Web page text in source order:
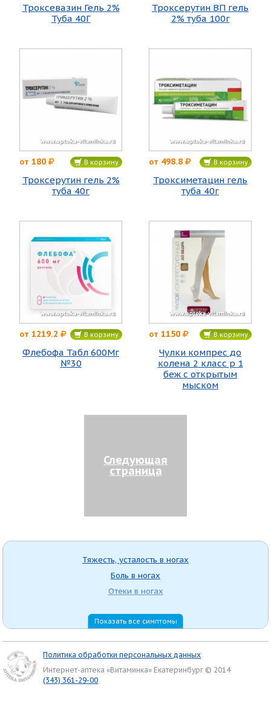
Троксевазин Гель 2%
Туба 40Г
Троксерутин ВП гель
2% туба 100г
от 180 В корзину
Троксерутин гель 2%
туба 40г
от 498.8 В корзину
Троксиметацин гель
туба 40г
от 1219.2 В корзину
Флебофа Табл 600Мг
№30
от 1150 В корзину
Чулки компрес до
колена 2 класс р 1
беж с открытым
мыском
Следующая
страница
Тяжесть, усталость в ногах
Боль в ногах
Отеки в ногах
Показать все симптомы
Политика обработки персональных данных
Интернет-аптека «Витаминка» Екатеринбург © 2014
(343) 361-29-00